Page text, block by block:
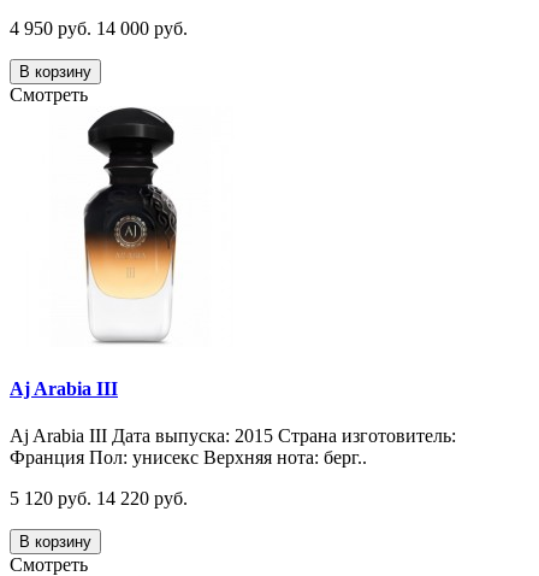
4 950 руб. 14 000 руб.
В корзину
Смотреть
Aj Arabia III
Aj Arabia III Дата выпуска: 2015 Страна изготовитель:
Франция Пол: унисекс Верхняя нота: берг..
5 120 руб. 14 220 руб.
В корзину
Смотреть